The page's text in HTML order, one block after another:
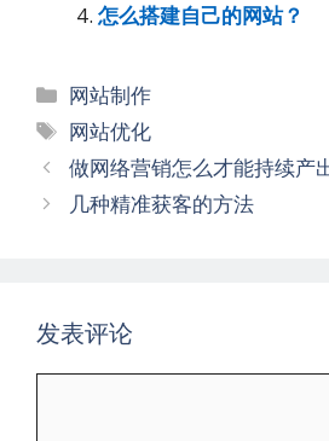
怎么搭建自己的网站？
分
类
网站制作
标
签
网站优化
文
章
做网络营销怎么才能持续产
几种精准获客的方法
发表评论